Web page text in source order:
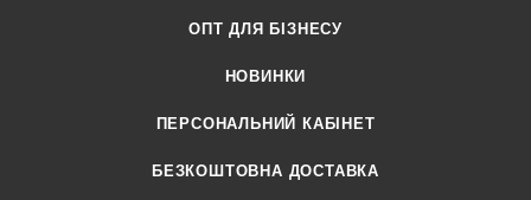
ОПТ ДЛЯ БІЗНЕСУ
НОВИНКИ
ПЕРСОНАЛЬНИЙ КАБІНЕТ
БЕЗКОШТОВНА ДОСТАВКА